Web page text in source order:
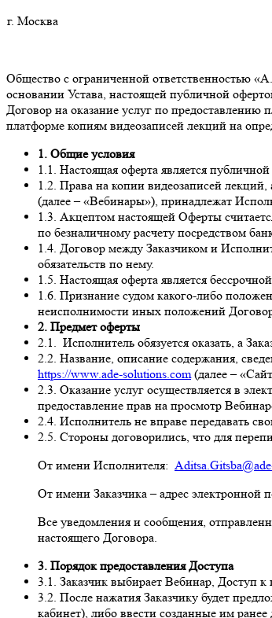
г. Москва
Общество с ограниченной ответственностью
основании Устава, настоящей публичной
Договор на оказание услуг по
платформе копиям видеозаписей лекций на
1. Общие условия
1.1. Настоящая оферта является
1.2. Права на копии видеозаписей
(далее – «Вебинары»), принадлежат
1.3. Акцептом настоящей Оферты
по безналичному расчету посредством
1.4. Договор между Заказчиком и
обязательств по нему.
1.5. Настоящая оферта является
1.6. Признание судом какого-либо
неисполнимости иных положений
2. Предмет оферты
2.1. Исполнитель обязуется оказать, а
2.2. Название, описание содержания,
https://www.ade-solutions.com(далее –
2.3. Оказание услуг осуществляется в
предоставление прав на просмотр
2.4. Исполнитель не вправе передавать
2.5. Стороны договорились, что для
От имени Исполнителя:
От имени Заказчика – адрес электронной
Все уведомления и сообщения,
настоящего Договора.
3. Порядок предоставления Доступа
3.1. Заказчик выбирает Вебинар, Доступ
3.2. После нажатия Заказчику будет
кабинет), либо ввести созданные им